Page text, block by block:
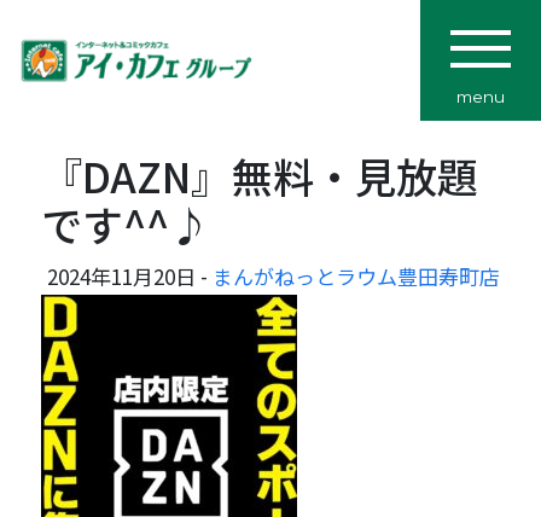
menu
『DAZN』無料・見放題
です^^♪
2024年11月20日 - まんがねっとラウム豊田寿町店